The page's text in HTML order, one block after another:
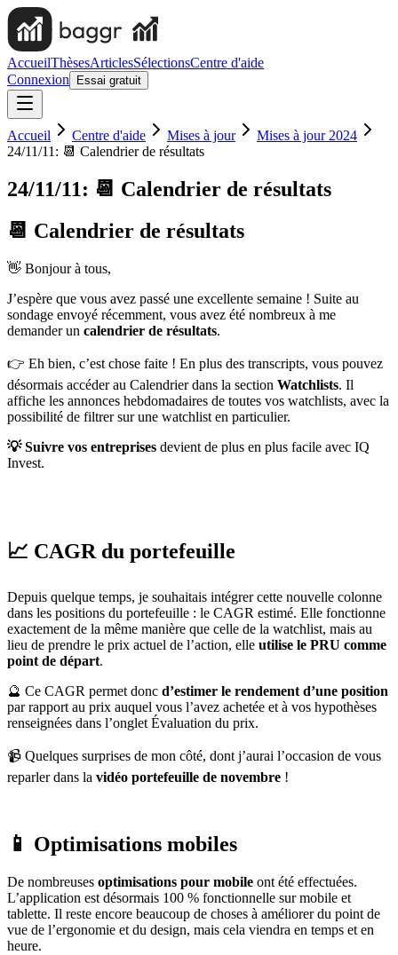
AccueilThèsesArticlesSélectionsCentre d'aide
Connexion
Essai gratuit
Accueil Centre d'aide Mises à jour
Mises à jour 2024
24/11/11: 📆 Calendrier de résultats
24/11/11: 📆 Calendrier de résultats
📆 Calendrier de résultats
👋 Bonjour à tous,
J’espère que vous avez passé une excellente semaine ! Suite au
sondage envoyé récemment, vous avez été nombreux à me
demander un calendrier de résultats.
👉 Eh bien, c’est chose faite ! En plus des transcripts, vous pouvez
désormais accéder au Calendrier dans la section Watchlists. Il
affiche les annonces hebdomadaires de toutes vos watchlists, avec la
possibilité de filtrer sur une watchlist en particulier.
💡 Suivre vos entreprises devient de plus en plus facile avec IQ
Invest.
📈 CAGR du portefeuille
Depuis quelque temps, je souhaitais intégrer cette nouvelle colonne
dans les positions du portefeuille : le CAGR estimé. Elle fonctionne
exactement de la même manière que celle de la watchlist, mais au
lieu de prendre le prix actuel de l’action, elle utilise le PRU comme
point de départ.
🔮 Ce CAGR permet donc d’estimer le rendement d’une position
par rapport au prix auquel vous l’avez achetée et à vos hypothèses
renseignées dans l’onglet Évaluation du prix.
📹 Quelques surprises de mon côté, dont j’aurai l’occasion de vous
reparler dans la vidéo portefeuille de novembre !
📱 Optimisations mobiles
De nombreuses optimisations pour mobile ont été effectuées.
L’application est désormais 100 % fonctionnelle sur mobile et
tablette. Il reste encore beaucoup de choses à améliorer du point de
vue de l’ergonomie et du design, mais cela viendra en temps et en
heure.